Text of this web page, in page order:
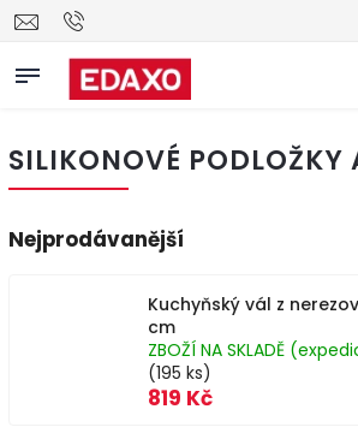
SILIKONOVÉ PODLOŽKY
Nejprodávanější
Kuchyňský vál z
cm
ZBOŽÍ NA SKLADĚ
(195 ks)
819 Kč